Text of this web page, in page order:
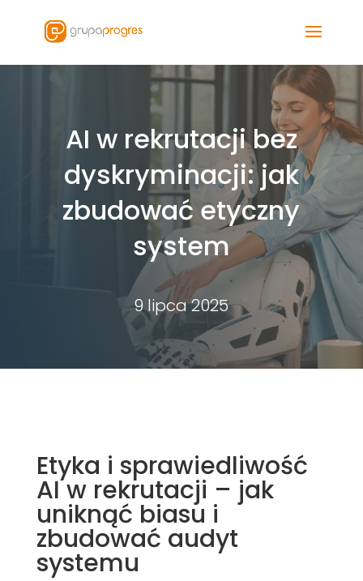
AI w rekrutacji bez
dyskryminacji: jak
zbudować etyczny
system
9 lipca 2025
Etyka i sprawiedliwość
AI w rekrutacji – jak
uniknąć biasu i
zbudować audyt
systemu